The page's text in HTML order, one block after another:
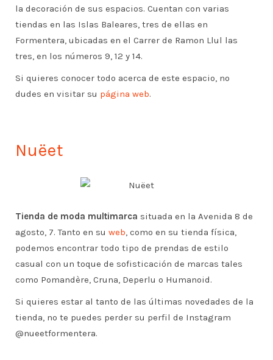
la decoración de sus espacios. Cuentan con varias
tiendas en las Islas Baleares, tres de ellas en
Formentera, ubicadas en el Carrer de Ramon Llul las
tres, en los números 9, 12 y 14.
Si quieres conocer todo acerca de este espacio, no
dudes en visitar su página web.
Nuëet
Tienda de moda multimarca situada en la Avenida 8 de
agosto, 7. Tanto en su web, como en su tienda física,
podemos encontrar todo tipo de prendas de estilo
casual con un toque de sofisticación de marcas tales
como Pomandère, Cruna, Deperlu o Humanoid.
Si quieres estar al tanto de las últimas novedades de la
tienda, no te puedes perder su perfil de Instagram
@nueetformentera.